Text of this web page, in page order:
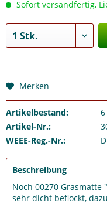
Sofort versandfertig,
Merken
Artikelbestand: 6
Artikel-Nr.:
WEEE-Reg.-Nr.:
Beschreibung
Noch 00270
sehr dicht beflockt,